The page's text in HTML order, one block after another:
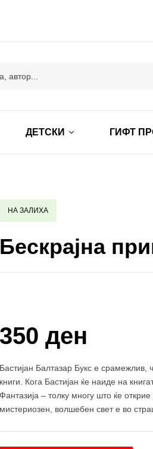
ДЕТСКИ ГИФТ
НА ЗАЛИХА
Бескрајна
350 ден
Бастијан Балтазар Букс е срамежлив,
книги. Кога Бастијан ќе наиде на
Фантазија – толку многу што ќе
мистериозен, волшебен свет е во